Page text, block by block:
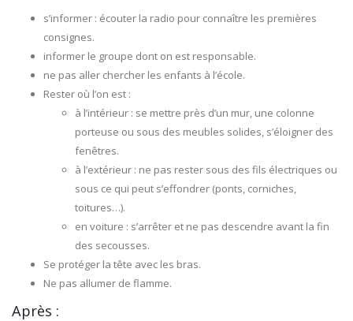
s’informer : écouter la radio pour connaître les premières
consignes.
informer le groupe dont on est responsable.
ne pas aller chercher les enfants à l’école.
Rester où l’on est :
à l’intérieur : se mettre près d’un mur, une colonne
porteuse ou sous des meubles solides, s’éloigner des
fenêtres.
à l’extérieur : ne pas rester sous des fils électriques ou
sous ce qui peut s’effondrer (ponts, corniches,
toitures…).
en voiture : s’arrêter et ne pas descendre avant la fin
des secousses.
Se protéger la tête avec les bras.
Ne pas allumer de flamme.
Après :